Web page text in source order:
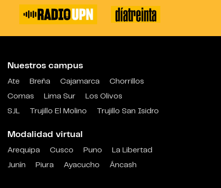
Nuestros campus
Ate Breña Cajamarca
Chorrillos
Comas
Lima Sur
Los Olivos
SJL
Trujillo El Molino Trujillo San Isidro
Modalidad virtual
Arequipa Cusco Puno
La Libertad
Junín
Piura Ayacucho Áncash